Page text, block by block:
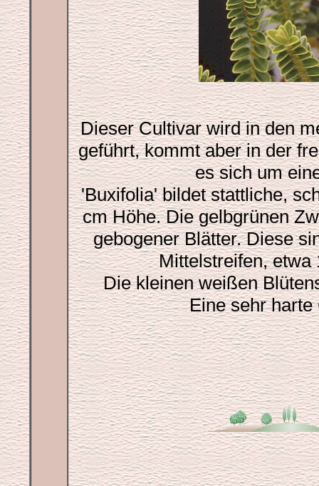
Dieser Cultivar wird in den
geführt, kommt aber in der
es sich um
'Buxifolia' bildet stattliche,
cm Höhe. Die gelbgrünen
gebogener Blätter. Diese
Mittelstreifen, etwa
Die kleinen weißen
Eine sehr harte